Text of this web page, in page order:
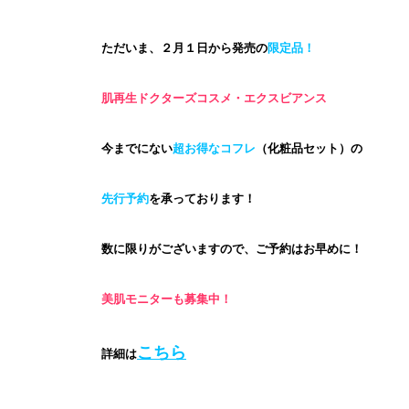
ただいま、２月１日から発売の限定品！
肌再生ドクターズコスメ・エクスビアンス
今までにない超お得なコフレ （化粧品セット）の
先行予約を承っております！
数に限りがございますので、ご予約はお早めに！
美肌モニターも募集中！
詳細はこちら